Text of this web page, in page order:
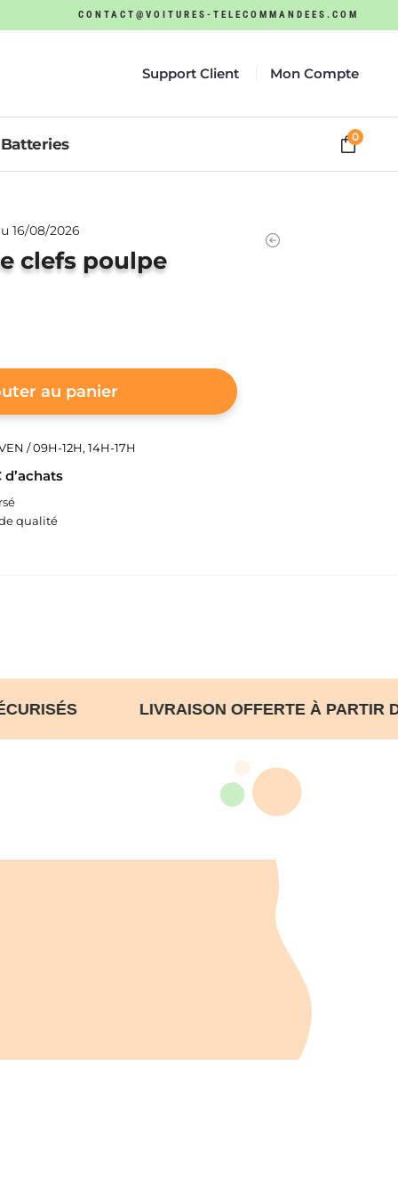
CONTACT@VOITURES-TELECOMMANDEES.COM
Support Client Mon Compte
Batteries 0
16/08/2026
clefs poulpe
au panier
/ 09H-12H, 14H-17H
qualité
LIVRAISON OFFERTE À